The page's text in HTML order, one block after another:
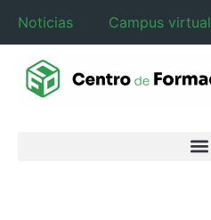
Noticias Campus virtual